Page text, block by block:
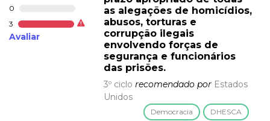
0
3
Avaliar
as alegações de homicídios,
abusos, torturas e
corrupção ilegais
envolvendo forças de
segurança e funcionários
das prisões.
3º ciclo recomendado por Estados
Unidos
Democracia DHESCA